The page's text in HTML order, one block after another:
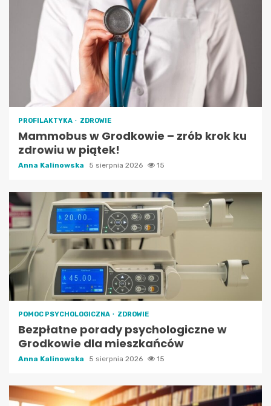
PROFILAKTYKA ZDROWIE
Mammobus w Grodkowie – zrób krok ku
zdrowiu w piątek!
Anna Kalinowska 5 sierpnia 2026 15
POMOC PSYCHOLOGICZNA ZDROWIE
Bezpłatne porady psychologiczne w
Grodkowie dla mieszkańców
Anna Kalinowska 5 sierpnia 2026 15